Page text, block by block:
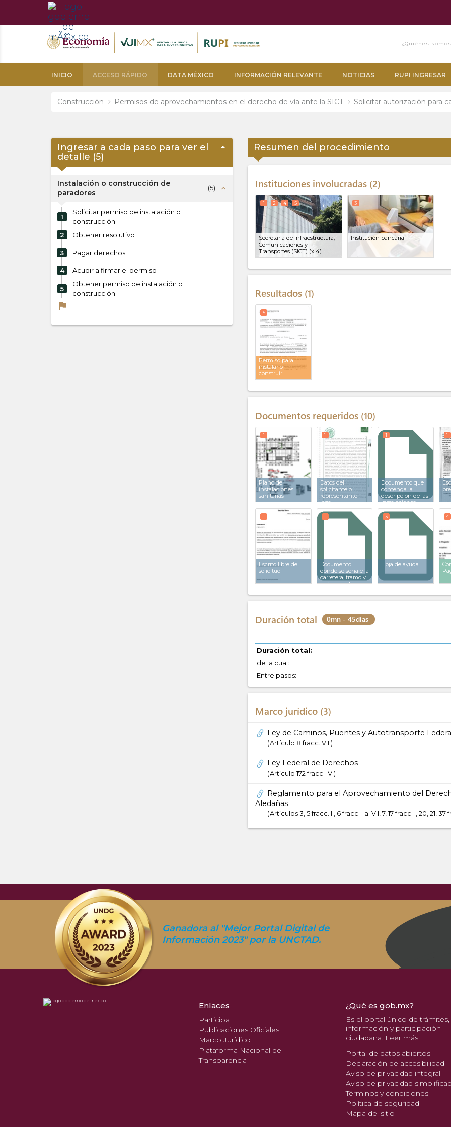
¿Quiénes
INICIO ACCESO RÁPIDO DATA MÉXICO INFORMACIÓN RELEVANTE NOTICIAS RUPI INGRESAR
Construcción Permisos de aprovechamientos en el derecho de vía ante la SICT Solicitar autorización para
Ingresar a cada paso para ver el
detalle (5)
arrow_drop_up
Instalación o construcción de
paradores
(5) expand_less
1
Solicitar permiso de instalación o
construcción
2
Obtener resolutivo
3 Pagar derechos
4 Acudir a firmar el permiso
5
Obtener permiso de instalación o
construcción
flag
Resumen del procedimiento
Instituciones involucradas 2
Secretaría de Infraestructura,
Comunicaciones y
Transportes (SICT) (x 4)
1 2 4 5
Institución bancaria
3
Resultados 1
Permiso para
instalar o
construir
paradores
5
Documentos requeridos 10
Plano de
instalaciones
sanitarias
1
Datos del
solicitante o
representante
legal
1
Documento que
contenga la
descripción de las
instalaciones
1 1
Escrito libre de
solicitud
1
Documento
donde se señale la
carretera, tramo y
kilómetro donde
obra
1
Hoja de ayuda
3 4
Duración total 0mn - 45días
Duración total:
de la cual:
Entre pasos:
Marco jurídico 3
Ley de Caminos, Puentes y Autotransporte
Artículo 8 fracc. VII
Ley Federal de Derechos
Artículo 172 fracc. IV
Reglamento para el Aprovechamiento del
Aledañas
Artículos 3, 5 fracc. II, 6 fracc. I al VII, 7, 17 fracc. I, 20, 21,
Ganadora al "Mejor Portal Digital de
Información 2023" por la UNCTAD.
Enlaces
Participa
Publicaciones Oficiales
Marco Jurídico
Plataforma Nacional de
Transparencia
¿Qué es gob.mx?
Es el portal único de trámites,
información y participación
ciudadana. Leer más
Portal de datos abiertos
Declaración de accesibilidad
Aviso de privacidad integral
Aviso de privacidad
Términos y condiciones
Política de seguridad
Mapa del sitio